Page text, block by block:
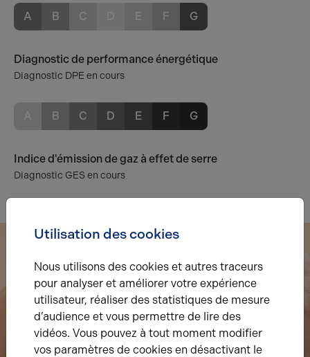
A B C E F G
Diagnostic de performance énergétique
Diagnostic DPE en cours
B C D E F G
Indice d'émission de gaz à effet de serre
Diagnostic GES en cours
Utilisation des cookies
Nous utilisons des cookies et autres traceurs
pour analyser et améliorer votre expérience
utilisateur, réaliser des statistiques de mesure
d’audience et vous permettre de lire des
vidéos. Vous pouvez à tout moment modifier
vos paramètres de cookies en désactivant le